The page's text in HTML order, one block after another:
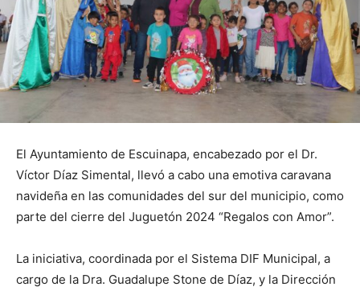
El Ayuntamiento de Escuinapa, encabezado por el Dr.
Víctor Díaz Simental, llevó a cabo una emotiva caravana
navideña en las comunidades del sur del municipio, como
parte del cierre del Juguetón 2024 “Regalos con Amor”.
La iniciativa, coordinada por el Sistema DIF Municipal, a
cargo de la Dra. Guadalupe Stone de Díaz, y la Dirección